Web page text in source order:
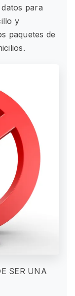
para
y
paquetes de
SER UNA